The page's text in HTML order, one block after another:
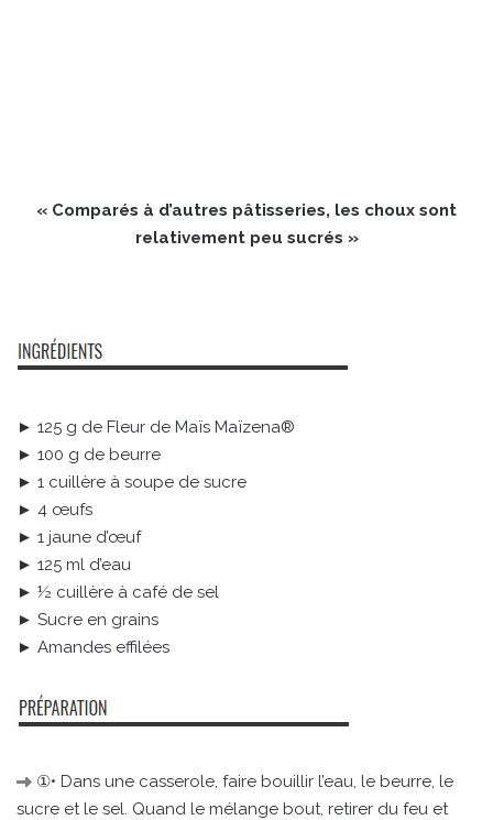
« Comparés à d’autres pâtisseries, les choux sont
relativement peu sucrés »
► 125 g de Fleur de Maïs Maïzena®
► 100 g de beurre
► 1 cuillère à soupe de sucre
► 4 œufs
► 1 jaune d’œuf
► 125 ml d’eau
► ½ cuillère à café de sel
► Sucre en grains
► Amandes effilées
①• Dans une casserole, faire bouillir l’eau, le beurre, le
sucre et le sel. Quand le mélange bout, retirer du feu et